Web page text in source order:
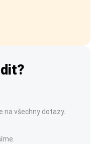
na všechny dotazy.